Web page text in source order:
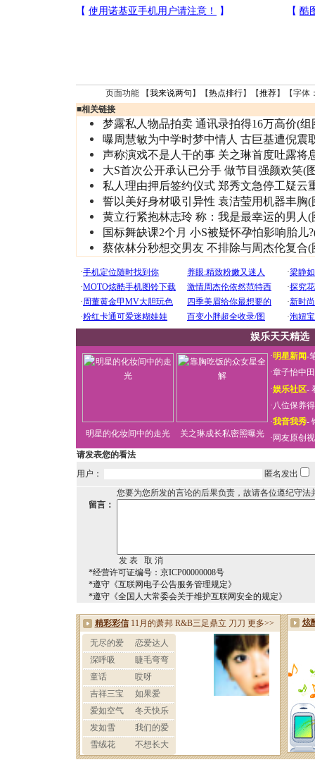
页面功能 【我来说两句 】【热点排行】【推荐】【字体
■相关链接
梦露私人物品拍卖 通讯录拍得16万高价(组
曝周慧敏为中学时梦中情人 古巨基遭倪震
声称演戏不是人干的事 关之琳首度吐露将
大S首次公开承认已分手 做节目强颜欢笑(
私人理由押后签约仪式 郑秀文急停工疑云
誓以美好身材吸引异性 袁洁莹用机器丰胸(
黄立行紧抱林志玲 称：我是最幸运的男人(
国标舞缺课2个月 小S被疑怀孕怕影响胎儿
蔡依林分秒想交男友 不排除与周杰伦复合(
娱乐天天精选
明星的化妆间中的走光 关之琳成长私密照曝光
·明星新闻-
·章子怡中
·娱乐社区-
·八位保养
·我音我秀-
· 网友原创
请发表您的看法
用户：
匿名发出
您要为您所发的言论的后果负责，故请各位遵纪守法
留言：
*经营许可证编号：京ICP00000008号
*遵守《互联网电子公告服务管理规定》
*遵守《全国人大常委会关于维护互联网安全的规定》